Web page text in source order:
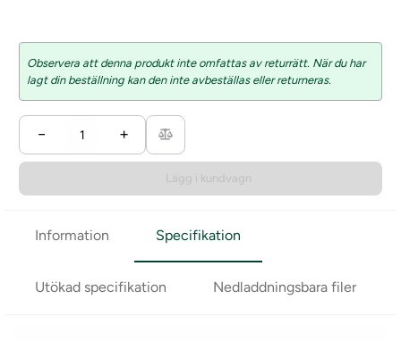
Observera att denna produkt inte omfattas av returrätt. När du har
lagt din beställning kan den inte avbeställas eller returneras.
− +
Lägg i kundvagn
Information Specifikation
Utökad specifikation Nedladdningsbara filer